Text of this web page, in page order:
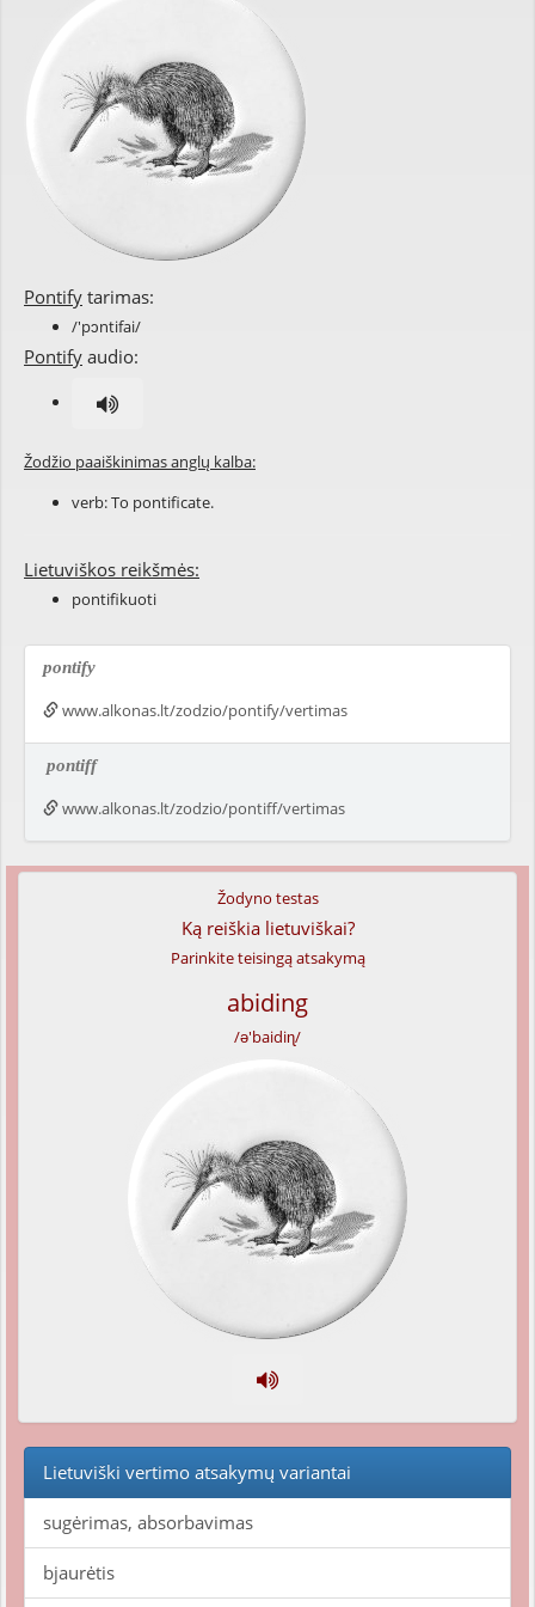
Pontify tarimas:
/'pɔntifai/
Pontify audio:
Žodžio paaiškinimas anglų kalba:
verb: To pontificate.
Lietuviškos reikšmės:
pontifikuoti
pontify
www.alkonas.lt/zodzio/pontify/vertimas
pontiff
www.alkonas.lt/zodzio/pontiff/vertimas
Žodyno testas
Ką reiškia lietuviškai?
Parinkite teisingą atsakymą
abiding
/ə'baidiɳ/
Lietuviški vertimo atsakymų variantai
sugėrimas, absorbavimas
bjaurėtis